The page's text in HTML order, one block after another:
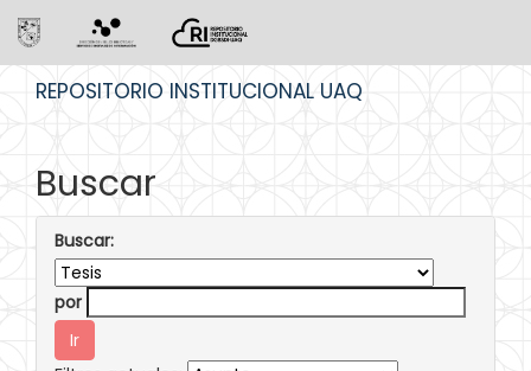
REPOSITORIO INSTITUCIONAL UAQ
Buscar
Buscar:
por